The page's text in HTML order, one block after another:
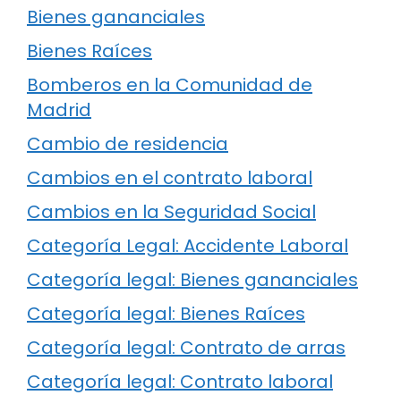
Bienes gananciales
Bienes Raíces
Bomberos en la Comunidad de
Madrid
Cambio de residencia
Cambios en el contrato laboral
Cambios en la Seguridad Social
Categoría Legal: Accidente Laboral
Categoría legal: Bienes gananciales
Categoría legal: Bienes Raíces
Categoría legal: Contrato de arras
Categoría legal: Contrato laboral